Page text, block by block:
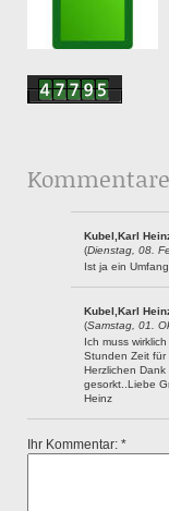
Kommentare
Kubel,Karl
(Dienstag, 08.
Ist ja ein
Kubel,Karl
(Samstag, 01.
Ich muss
Stunden Zeit für
Herzlichen
gesorkt..Liebe
Heinz
Ihr Kommentar: *